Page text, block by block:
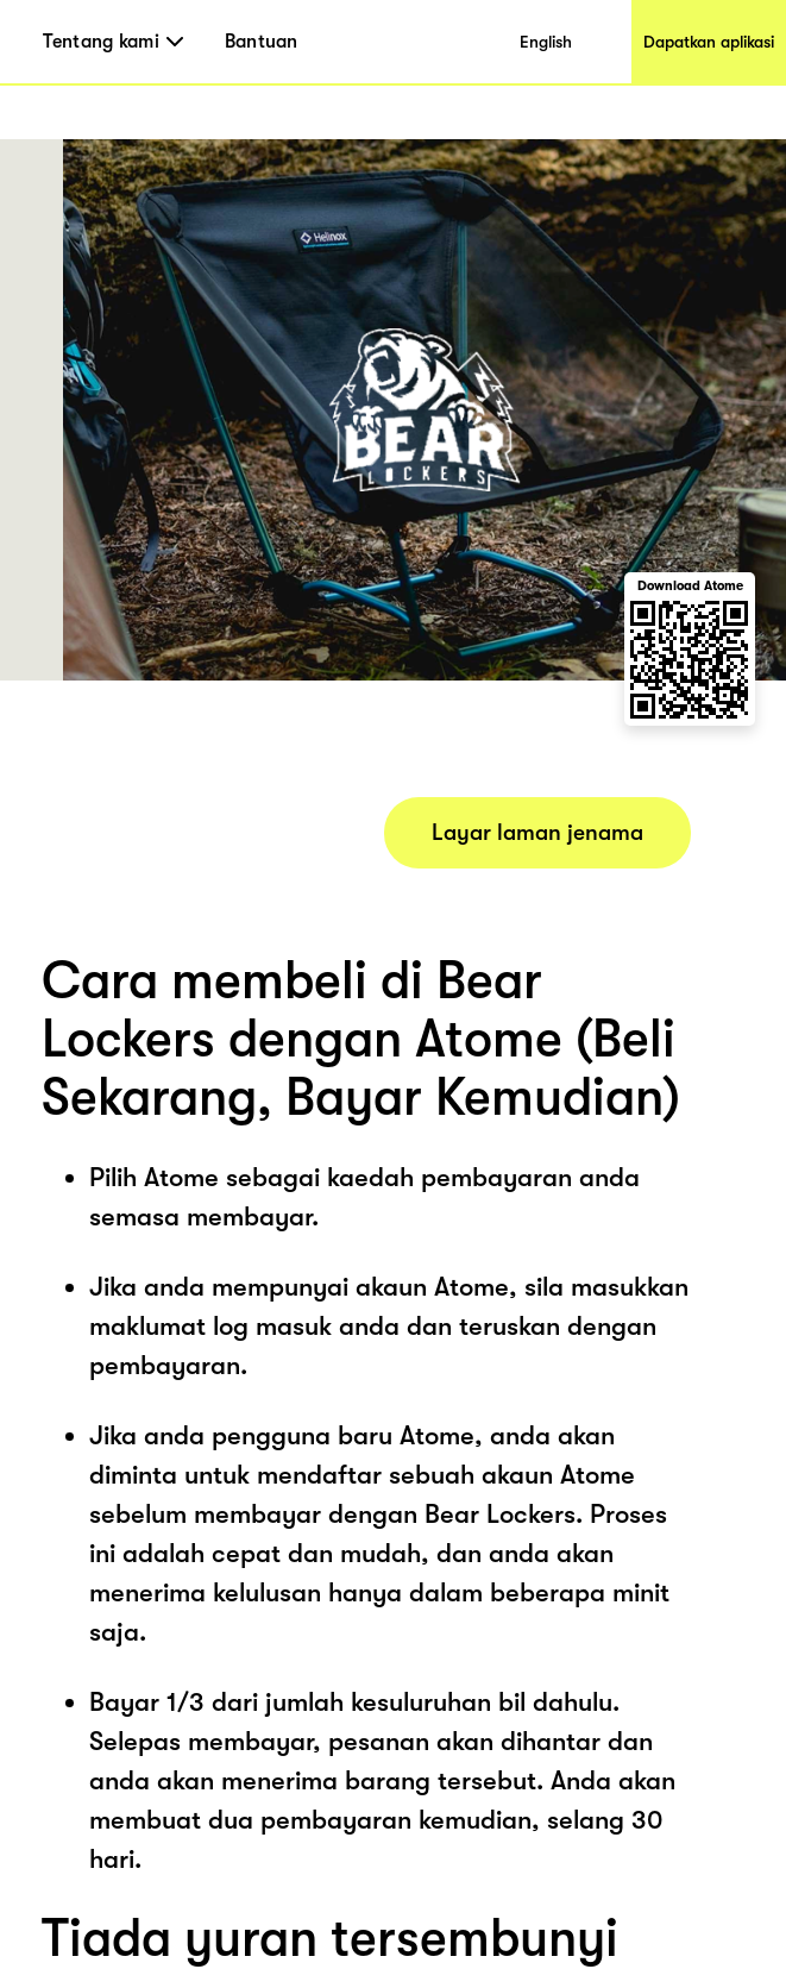
Tentang kami Bantuan English Dapatkan aplikasi
Download Atome
Layar laman jenama
Cara membeli di Bear
Lockers dengan Atome (Beli
Sekarang, Bayar Kemudian)
Pilih Atome sebagai kaedah pembayaran anda
semasa membayar.
Jika anda mempunyai akaun Atome, sila masukkan
maklumat log masuk anda dan teruskan dengan
pembayaran.
Jika anda pengguna baru Atome, anda akan
diminta untuk mendaftar sebuah akaun Atome
sebelum membayar dengan Bear Lockers. Proses
ini adalah cepat dan mudah, dan anda akan
menerima kelulusan hanya dalam beberapa minit
saja.
Bayar 1/3 dari jumlah kesuluruhan bil dahulu.
Selepas membayar, pesanan akan dihantar dan
anda akan menerima barang tersebut. Anda akan
membuat dua pembayaran kemudian, selang 30
hari.
Tiada yuran tersembunyi